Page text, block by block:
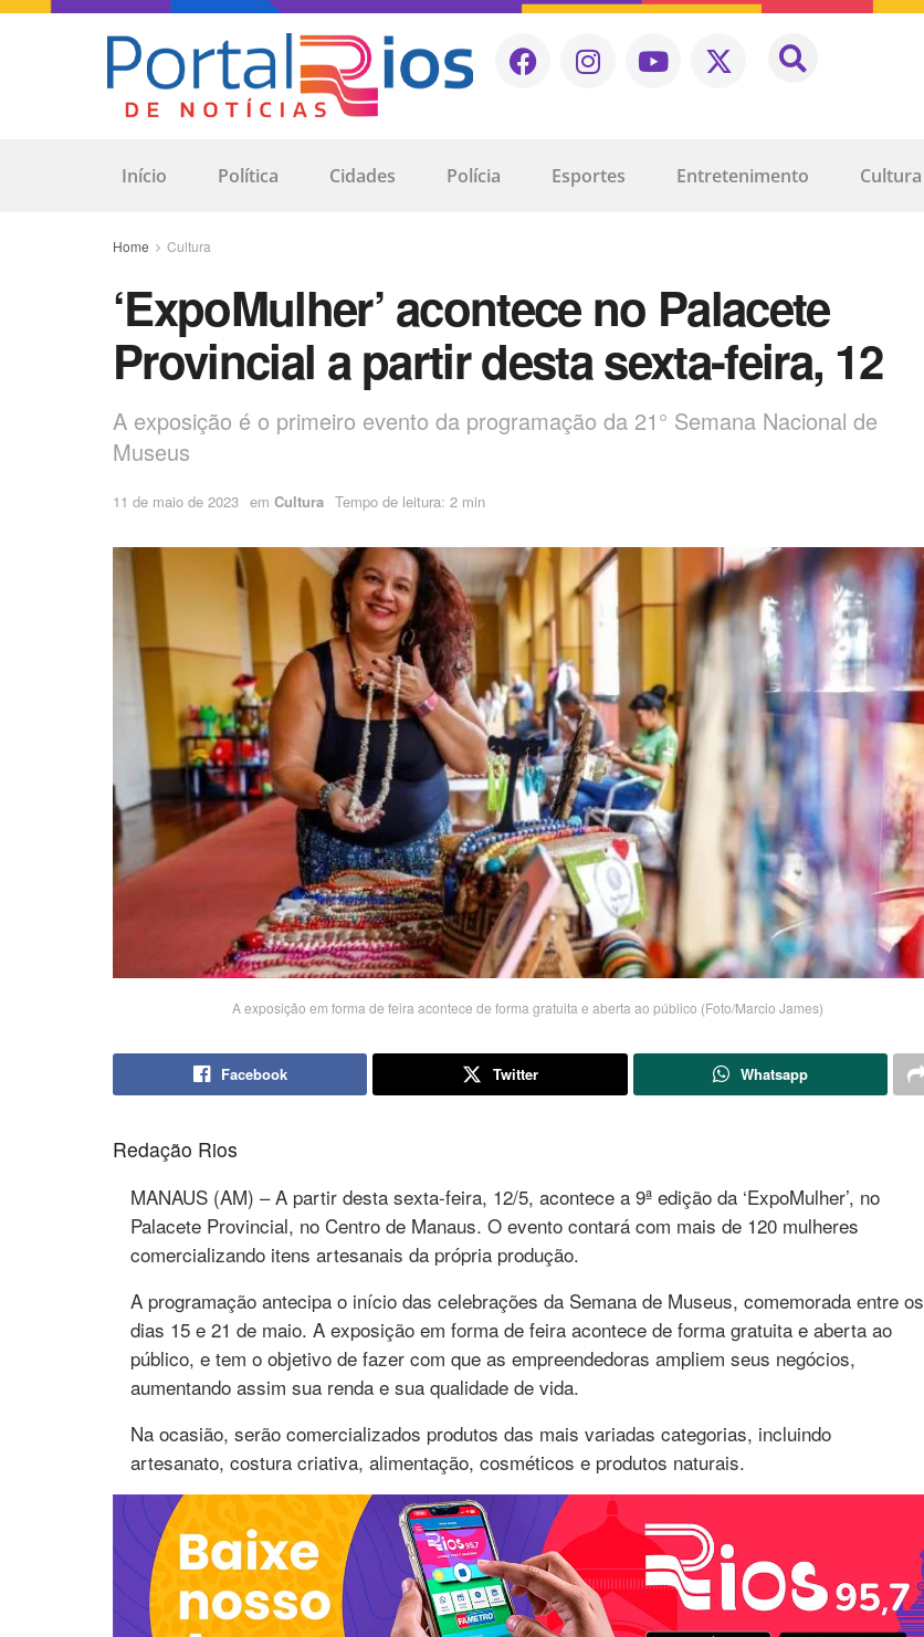
Início Política Cidades Polícia Esportes Entretenimento Cultura
Home Cultura
‘ExpoMulher’ acontece no Palacete
Provincial a partir desta sexta-feira, 12
A exposição é o primeiro evento da programação da 21° Semana Nacional de
Museus
11 de maio de 2023 em Cultura Tempo de leitura: 2 min
A exposição em forma de feira acontece de forma gratuita e aberta ao público (Foto/Marcio James)
Facebook Twitter Whatsapp
Redação Rios
MANAUS (AM) – A partir desta sexta-feira, 12/5, acontece a 9ª edição da ‘ExpoMulher’, no
Palacete Provincial, no Centro de Manaus. O evento contará com mais de 120 mulheres
comercializando itens artesanais da própria produção.
A programação antecipa o início das celebrações da Semana de Museus, comemorada entre os
dias 15 e 21 de maio. A exposição em forma de feira acontece de forma gratuita e aberta ao
público, e tem o objetivo de fazer com que as empreendedoras ampliem seus negócios,
aumentando assim sua renda e sua qualidade de vida.
Na ocasião, serão comercializados produtos das mais variadas categorias, incluindo
artesanato, costura criativa, alimentação, cosméticos e produtos naturais.